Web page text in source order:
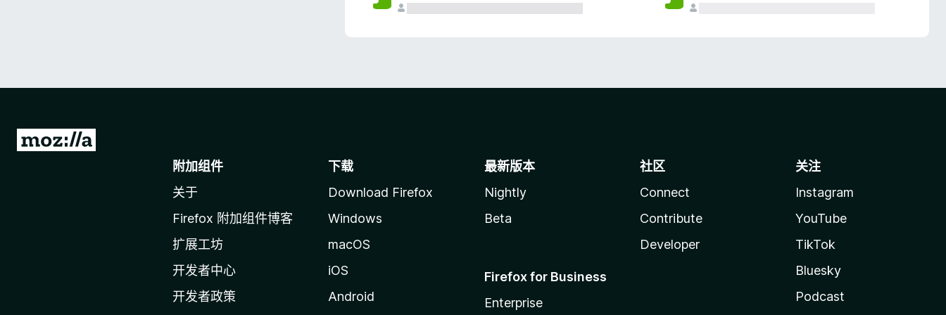
转
附加组件
关于
Firefox 附加组件博客
扩展工坊
开发者中心
开发者政策
下载
Download Firefox
Windows
macOS
iOS
Android
最新版本
Nightly
Beta
Firefox for Business
Enterprise
社区
Connect
Contribute
Developer
关注
Instagram
YouTube
TikTok
Bluesky
Podcast